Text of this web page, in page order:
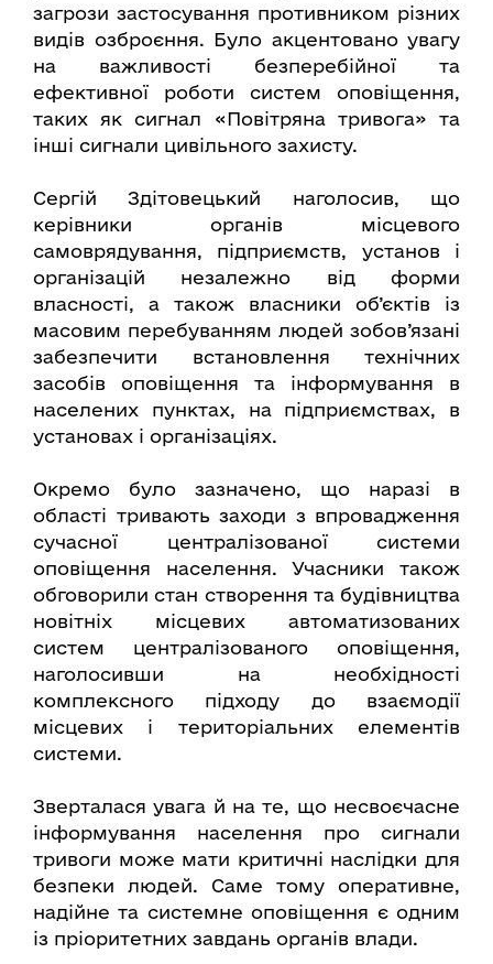
загрози застосування противником різних
видів озброєння. Було акцентовано увагу
на важливості безперебійної та
ефективної роботи систем оповіщення,
таких як сигнал «Повітряна тривога» та
інші сигнали цивільного захисту.
Сергій Здітовецький наголосив, що
керівники органів місцевого
самоврядування, підприємств, установ і
організацій незалежно від форми
власності, а також власники об’єктів із
масовим перебуванням людей зобов’язані
забезпечити встановлення технічних
засобів оповіщення та інформування в
населених пунктах, на підприємствах, в
установах і організаціях.
Окремо було зазначено, що наразі в
області тривають заходи з впровадження
сучасної централізованої системи
оповіщення населення. Учасники також
обговорили стан створення та будівництва
новітніх місцевих автоматизованих
систем централізованого оповіщення,
наголосивши на необхідності
комплексного підходу до взаємодії
місцевих і територіальних елементів
системи.
Зверталася увага й на те, що несвоєчасне
інформування населення про сигнали
тривоги може мати критичні наслідки для
безпеки людей. Саме тому оперативне,
надійне та системне оповіщення є одним
із пріоритетних завдань органів влади.